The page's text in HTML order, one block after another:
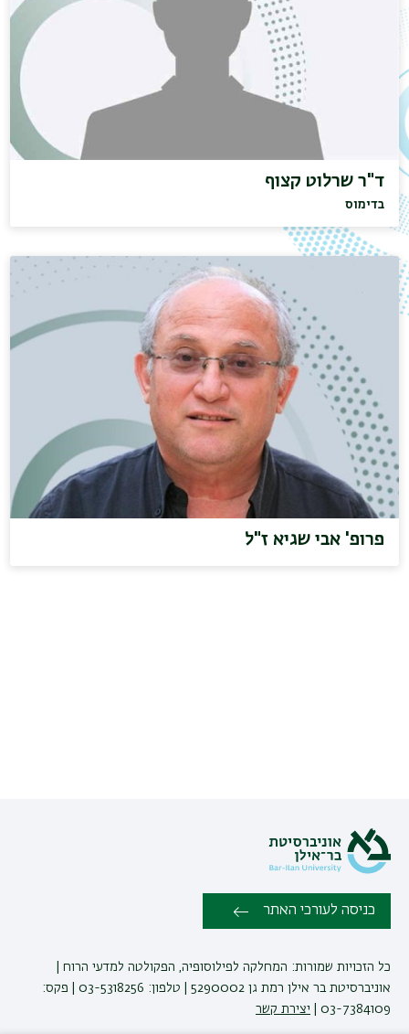
ד"ר שרלוט קצוף
בדימוס
פרופ' אבי שגיא ז"ל
כניסה לעורכי האתר
כל הזכויות שמורות: המחלקה לפילוסופיה, הפקולטה למדעי הרוח |
אוניברסיטת בר אילן רמת גן 5290002 | טלפון: 03-5318256 | פקס:
03-7384109 |
יצירת קשר